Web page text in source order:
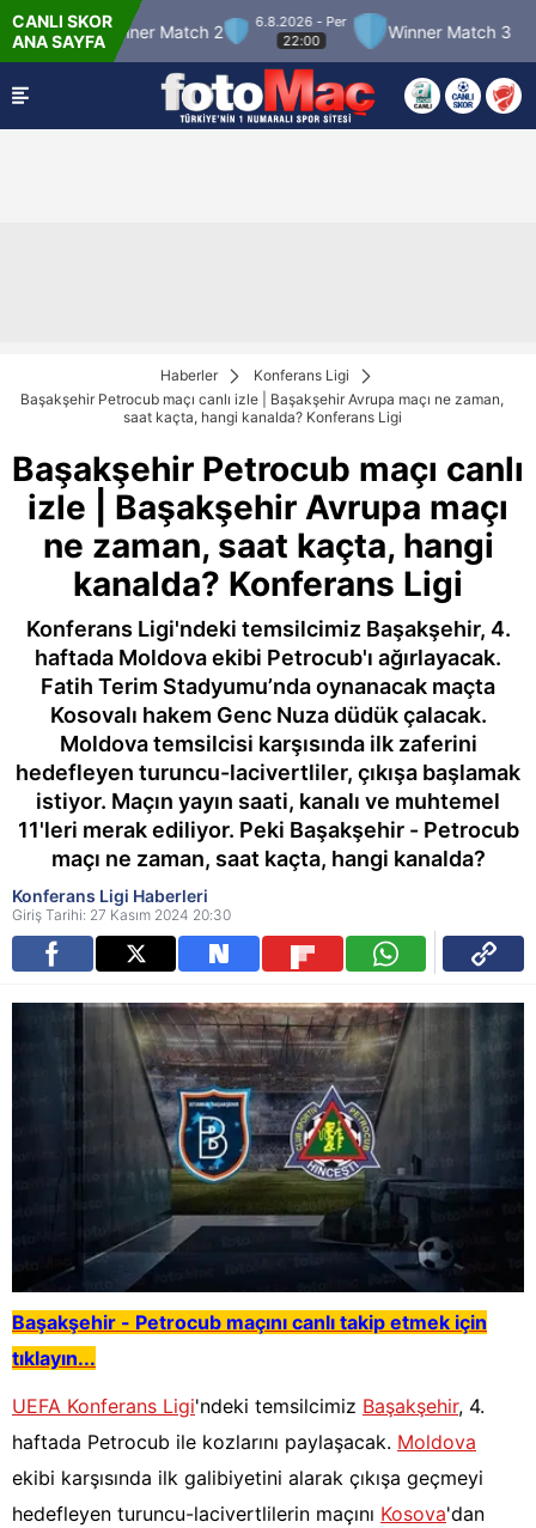
CANLI SKOR
ANA SAYFA
Winner Match 2
6.8.2026 - Per
22:00
Winner Match 3
Haberler
Konferans Ligi
Başakşehir Petrocub maçı canlı izle | Başakşehir Avrupa maçı ne zaman,
saat kaçta, hangi kanalda? Konferans Ligi
Başakşehir Petrocub maçı canlı
izle | Başakşehir Avrupa maçı
ne zaman, saat kaçta, hangi
kanalda? Konferans Ligi
Konferans Ligi'ndeki temsilcimiz Başakşehir, 4.
haftada Moldova ekibi Petrocub'ı ağırlayacak.
Fatih Terim Stadyumu’nda oynanacak maçta
Kosovalı hakem Genc Nuza düdük çalacak.
Moldova temsilcisi karşısında ilk zaferini
hedefleyen turuncu-lacivertliler, çıkışa başlamak
istiyor. Maçın yayın saati, kanalı ve muhtemel
11'leri merak ediliyor. Peki Başakşehir - Petrocub
maçı ne zaman, saat kaçta, hangi kanalda?
Konferans Ligi Haberleri
Giriş Tarihi: 27 Kasım 2024 20:30
Başakşehir - Petrocub maçını canlı takip etmek için
tıklayın...
UEFA Konferans Ligi'ndeki temsilcimiz Başakşehir, 4.
haftada Petrocub ile kozlarını paylaşacak. Moldova
ekibi karşısında ilk galibiyetini alarak çıkışa geçmeyi
hedefleyen turuncu-lacivertlilerin maçını Kosova'dan